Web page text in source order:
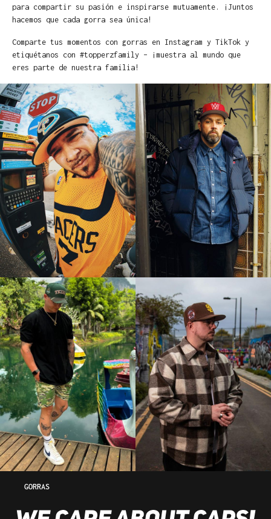
para compartir su pasión e inspirarse mutuamente. ¡Juntos
hacemos que cada gorra sea única!
Comparte tus momentos con gorras en Instagram y TikTok y
etiquétanos con #topperzfamily – ¡muestra al mundo que
eres parte de nuestra familia!
GORRAS